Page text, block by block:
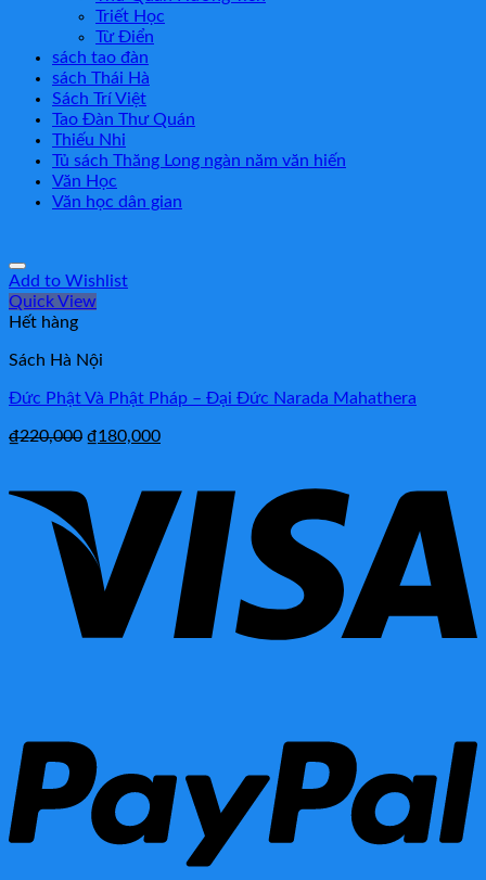
Triết Học
Từ Điển
sách tao đàn
sách Thái Hà
Sách Trí Việt
Tao Đàn Thư Quán
Thiếu Nhi
Tủ sách Thăng Long ngàn năm văn hiến
Văn Học
Văn học dân gian
Add to Wishlist
Quick View
Hết hàng
Sách Hà Nội
Đức Phật Và Phật Pháp – Đại Đức Narada Mahathera
₫220,000 ₫180,000